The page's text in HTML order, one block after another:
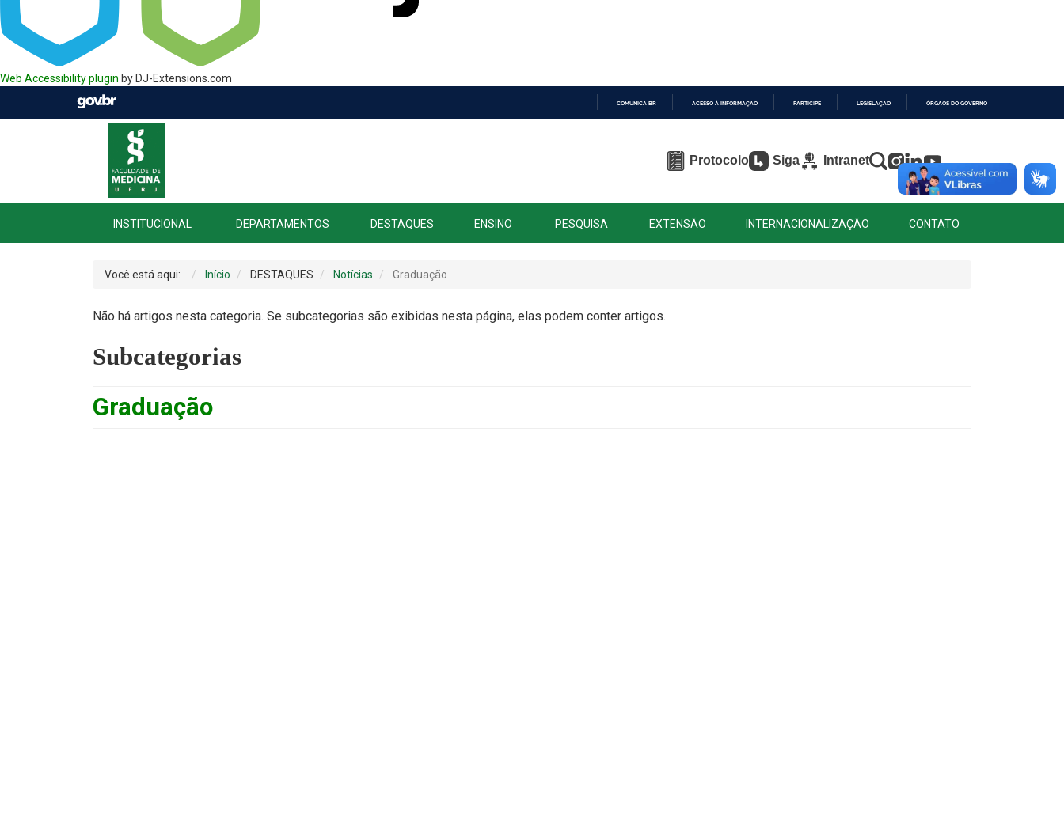
Web Accessibility plugin by DJ-Extensions.com
COMUNICA BR ACESSO À INFORMAÇÃO PARTICIPE LEGISLAÇÃO ÓRGÃOS DO GOVERNO
Protocolo Siga Intranet
INSTITUCIONAL DEPARTAMENTOS DESTAQUES ENSINO PESQUISA EXTENSÃO INTERNACIONALIZAÇÃO CONTATO
Você está aqui: Início DESTAQUES Notícias Graduação
Não há artigos nesta categoria. Se subcategorias são exibidas nesta página, elas podem conter artigos.
Subcategorias
Graduação